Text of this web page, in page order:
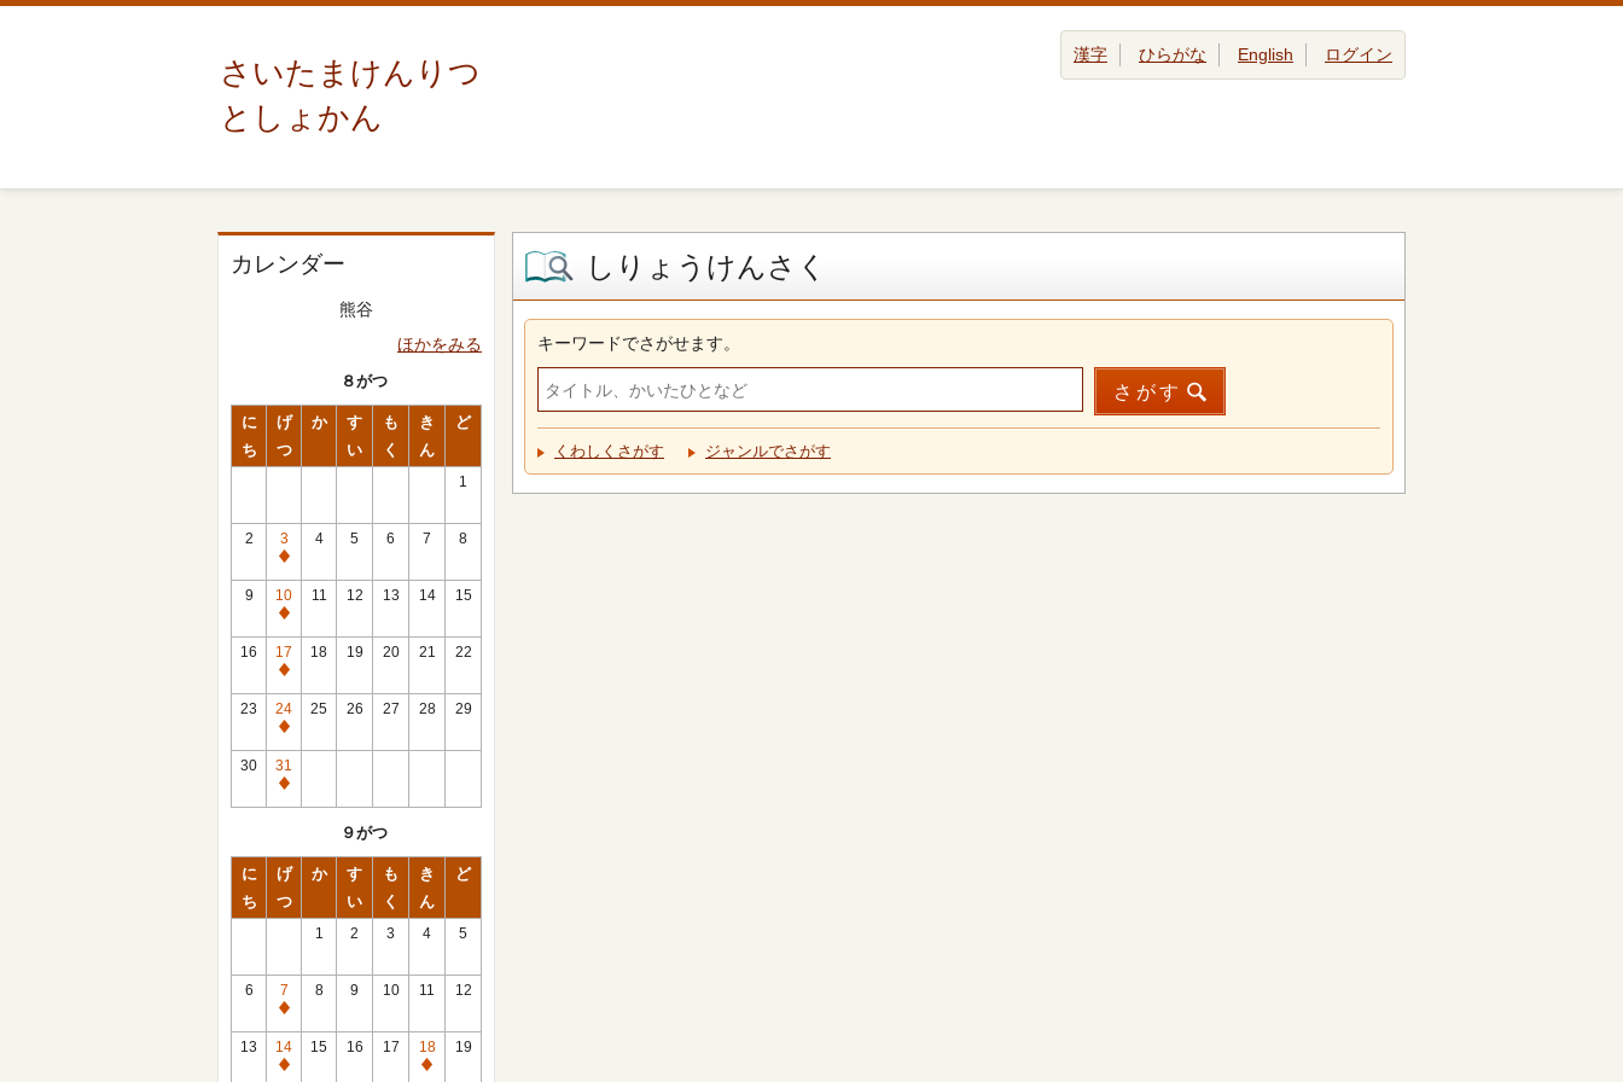
さいたまけんりつ
としょかん
漢字 ひらがな English ログイン
カレンダー
熊谷
ほかをみる
８がつ
に
ち
げ
つ
か
す
い
も
く
き
ん
ど
1
2
3
休
館
日
4 5 6 7 8
9
10
休
館
日
11 12 13 14 15
16
17
休
館
日
18 19 20 21 22
23
24
休
館
日
25 26 27 28 29
30
31
休
９がつ
に
ち
げ
つ
か
す
い
も
く
き
ん
ど
1 2 3 4 5
6
7
休
館
日
8 9 10 11 12
13
14
休
15 16 17
18
休
19
しりょうけんさく
キーワードでさがせます。
さがす
くわしくさがす ジャンルでさがす